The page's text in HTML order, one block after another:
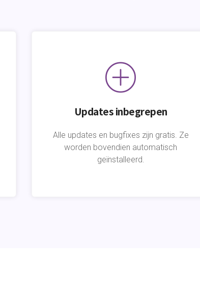
Updates inbegrepen
Alle updates en bugfixes zijn gratis. Ze
worden bovendien automatisch
geïnstalleerd.